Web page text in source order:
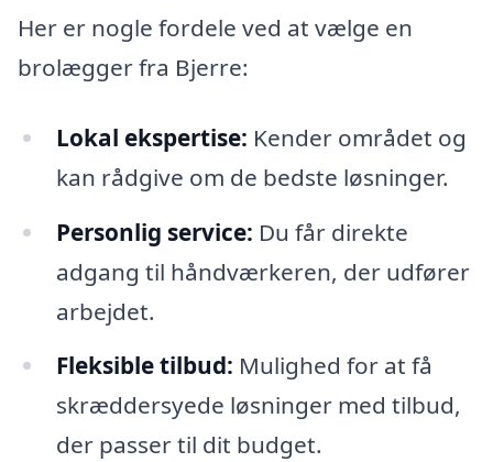
Her er nogle fordele ved at vælge en
brolægger fra Bjerre:
Lokal ekspertise: Kender området og
kan rådgive om de bedste løsninger.
Personlig service: Du får direkte
adgang til håndværkeren, der udfører
arbejdet.
Fleksible tilbud: Mulighed for at få
skræddersyede løsninger med tilbud,
der passer til dit budget.